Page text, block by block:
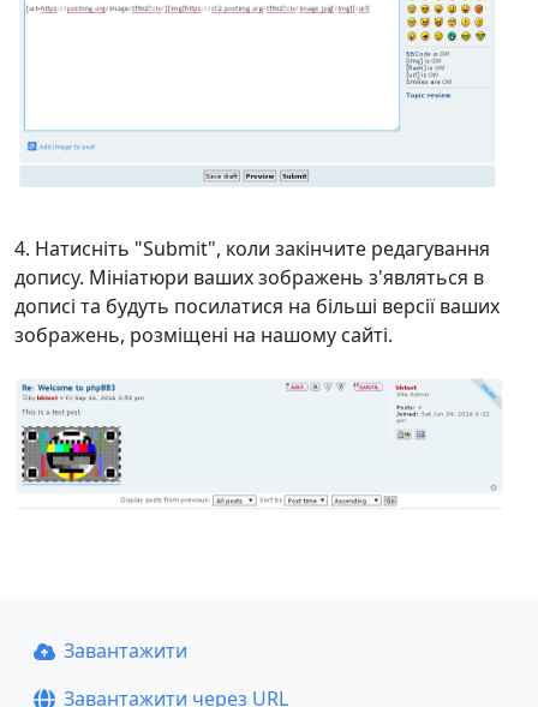
Натисніть "Submit", коли закінчите редагування
допису. Мініатюри ваших зображень з'являться в
дописі та будуть посилатися на більші версії ваших
зображень, розміщені на нашому сайті.
Завантажити
Завантажити через URL